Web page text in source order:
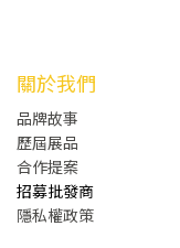
關於我們
品牌故事
歷屆展品
合作提案
招募批發商
隱私權政策